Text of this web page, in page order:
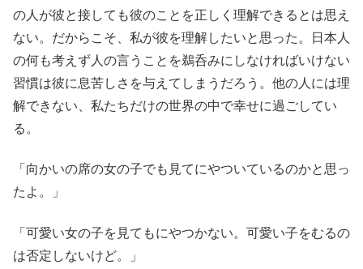
の人が彼と接しても彼のことを正しく理解できるとは思え
ない。だからこそ、私が彼を理解したいと思った。日本人
の何も考えず人の言うことを鵜呑みにしなければいけない
習慣は彼に息苦しさを与えてしまうだろう。他の人には理
解できない、私たちだけの世界の中で幸せに過ごしてい
る。
「向かいの席の女の子でも見てにやついているのかと思っ
たよ。」
「可愛い女の子を見てもにやつかない。可愛い子をむるの
は否定しないけど。」